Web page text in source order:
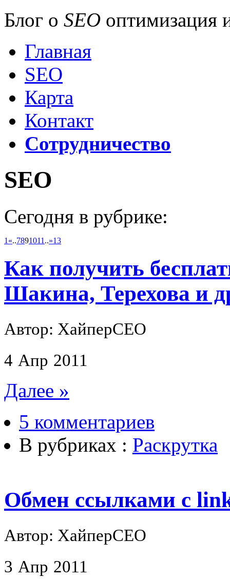
Блог о SEO оптимизация
Главная
SEO
Карта
Контакт
Сотрудничество
SEO
Сегодня в рубрике:
1 «..7891011 ..»13
Как получить
Шакина, Терехова и
Автор: ХайперСЕО
4 Апр 2011
Далее »
5 комментариев
В рубриках : Раскрутка
Обмен ссылками с
Автор: ХайперСЕО
3 Апр 2011